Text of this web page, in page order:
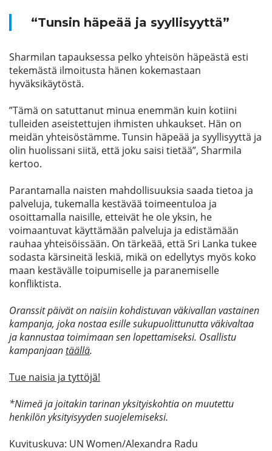
“Tunsin häpeää ja syyllisyyttä”
Sharmilan tapauksessa pelko yhteisön häpeästä esti
tekemästä ilmoitusta hänen kokemastaan
hyväksikäytöstä.
”Tämä on satuttanut minua enemmän kuin kotiini
tulleiden aseistettujen ihmisten uhkaukset. Hän on
meidän yhteisöstämme. Tunsin häpeää ja syyllisyyttä ja
olin huolissani siitä, että joku saisi tietää”, Sharmila
kertoo.
Parantamalla naisten mahdollisuuksia saada tietoa ja
palveluja, tukemalla kestävää toimeentuloa ja
osoittamalla naisille, etteivät he ole yksin, he
voimaantuvat käyttämään palveluja ja edistämään
rauhaa yhteisöissään. On tärkeää, että Sri Lanka tukee
sodasta kärsineitä leskiä, mikä on edellytys myös koko
maan kestävälle toipumiselle ja paranemiselle
konfliktista.
Oranssit päivät on naisiin kohdistuvan väkivallan vastainen
kampanja, joka nostaa esille sukupuolittunutta väkivaltaa
ja kannustaa toimimaan sen lopettamiseksi. Osallistu
kampanjaantäällä.
Tue naisia ja tyttöjä!
*Nimeä ja joitakin tarinan yksityiskohtia on muutettu
henkilön yksityisyyden suojelemiseksi.
Kuvituskuva: UN Women/Alexandra Radu